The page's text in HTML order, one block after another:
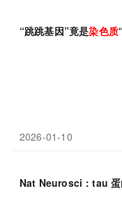
“跳跳基因”竟是染色质
2026-01-10
Nat Neurosci：tau 蛋